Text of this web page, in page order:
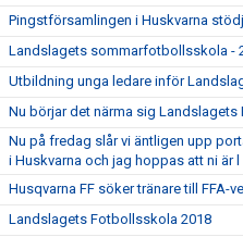
Pingstförsamlingen i Huskvarna
Landslagets sommarfotbollsskola -
Utbildning unga ledare inför
Nu börjar det närma sig
Nu på fredag slår vi äntligen upp
i Huskvarna och jag hoppas att ni är l
Husqvarna FF söker tränare till FFA-
Landslagets Fotbollsskola 2018